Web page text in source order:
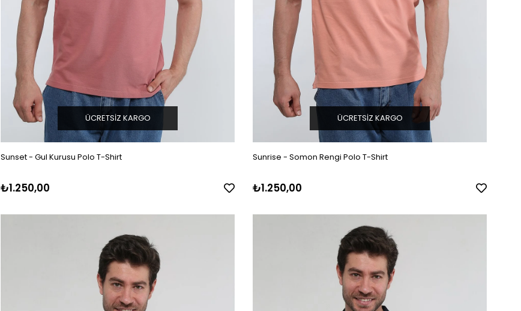
Sunset - Gul Kurusu Polo T-Shirt
₺1.250,00
ÜCRETSIZ KARGO
Sunrise - Somon Rengi Polo T-Shirt
₺1.250,00
ÜCRETSIZ KARGO